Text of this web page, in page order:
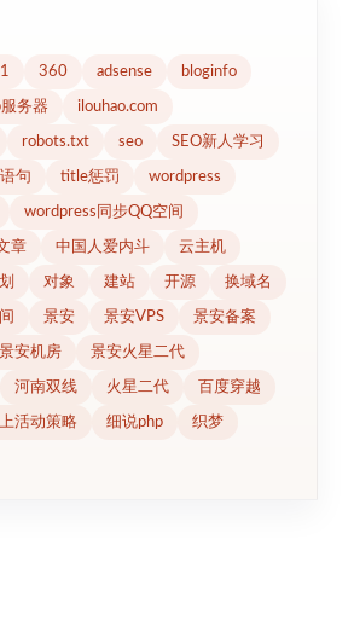
360 adsense bloginfo
务器 ilouhao.com
robots.txt seo SEO新人学习
句 title惩罚 wordpress
wordpress同步QQ空间
章 中国人爱内斗 云主机
对象 建站 开源 换域名
景安 景安VPS 景安备案
景安机房 景安火星二代
河南双线 火星二代 百度穿越
活动策略 细说php 织梦